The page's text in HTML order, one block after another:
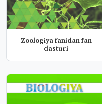
Zoologiya fanidan fan
dasturi